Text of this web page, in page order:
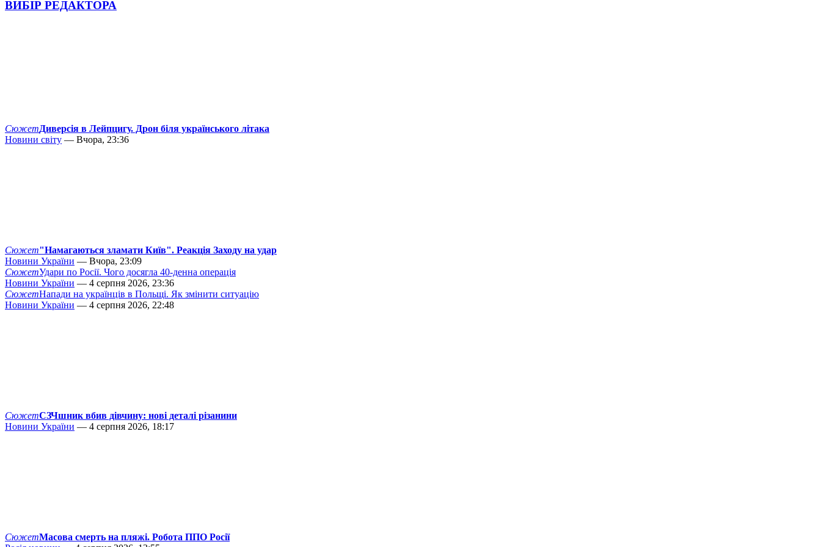
ВИБІР РЕДАКТОРА
СюжетДиверсія в Лейпцигу. Дрон біля українського літака
Новини світу — Вчора, 23:36
Сюжет"Намагаються зламати Київ". Реакція Заходу на удар
Новини України — Вчора, 23:09
СюжетУдари по Росії. Чого досягла 40-денна операція
Новини України — 4 серпня 2026, 23:36
СюжетНапади на українців в Польщі. Як змінити ситуацію
Новини України — 4 серпня 2026, 22:48
СюжетСЗЧшник вбив дівчину: нові деталі різанини
Новини України — 4 серпня 2026, 18:17
СюжетМасова смерть на пляжі. Робота ППО Росії